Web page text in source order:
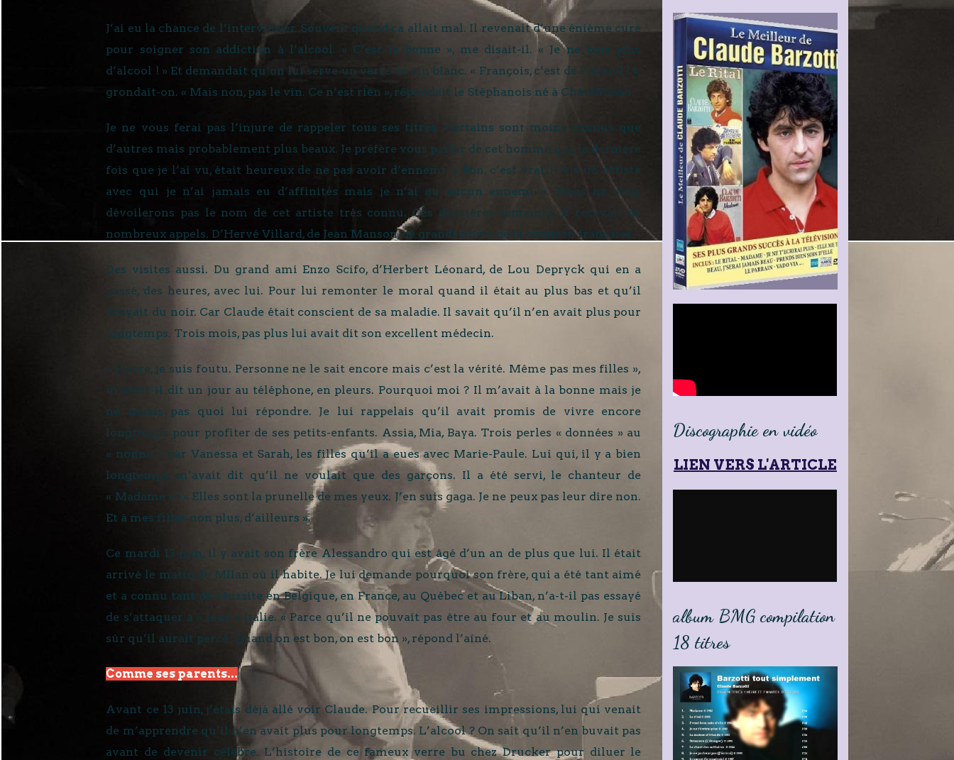
J’ai eu la chance de l’interviewer. Souvent quand ça allait mal. Il revenait d’une énième cure
pour soigner son addiction à l’alcool. « C’est la bonne », me disait-il. « Je ne bois plus
d’alcool ! » Et demandait qu’on lui serve un verre de vin blanc. « François, c’est de l’alcool ! »,
grondait-on. « Mais non, pas le vin. Ce n’est rien », répondait le Stéphanois né à Châtelineau.
Je ne vous ferai pas l’injure de rappeler tous ses titres. Certains sont moins connus que
d’autres mais probablement plus beaux. Je préfère vous parler de cet homme qui, la dernière
fois que je l’ai vu, était heureux de ne pas avoir d’ennemi. « Bon, c’est vrai, il y a un artiste
avec qui je n’ai jamais eu d’affinités mais je n’ai eu aucun ennemi ». Nous ne vous
dévoilerons pas le nom de cet artiste très connu. Ces dernières semaines, il recevait de
nombreux appels. D’Hervé Villard, de Jean Manson, de grands noms de la chanson française.
Des visites aussi. Du grand ami Enzo Scifo, d’Herbert Léonard, de Lou Depryck qui en a
passé, des heures, avec lui. Pour lui remonter le moral quand il était au plus bas et qu’il
broyait du noir. Car Claude était conscient de sa maladie. Il savait qu’il n’en avait plus pour
longtemps. Trois mois, pas plus lui avait dit son excellent médecin.
« Pierre, je suis foutu. Personne ne le sait encore mais c’est la vérité. Même pas mes filles »,
m’avait-il dit un jour au téléphone, en pleurs. Pourquoi moi ? Il m’avait à la bonne mais je
ne savais pas quoi lui répondre. Je lui rappelais qu’il avait promis de vivre encore
longtemps pour profiter de ses petits-enfants. Assia, Mia, Baya. Trois perles « données » au
« nonno » par Vanessa et Sarah, les filles qu’il a eues avec Marie-Paule. Lui qui, il y a bien
longtemps, m’avait dit qu’il ne voulait que des garçons. Il a été servi, le chanteur de
« Madame » ! « Elles sont la prunelle de mes yeux. J’en suis gaga. Je ne peux pas leur dire non.
Et à mes filles non plus, d’ailleurs ».
Ce mardi 13 juin, il y avait son frère Alessandro qui est âgé d’un an de plus que lui. Il était
arrivé le matin de Milan où il habite. Je lui demande pourquoi son frère, qui a été tant aimé
et a connu tant de réussite en Belgique, en France, au Québec et au Liban, n’a-t-il pas essayé
de s’attaquer à « leur » Italie. « Parce qu’il ne pouvait pas être au four et au moulin. Je suis
sûr qu’il aurait percé. Quand on est bon, on est bon », répond l’aîné.
Comme ses parents...
Avant ce 13 juin, j’étais déjà allé voir Claude. Pour recueillir ses impressions, lui qui venait
de m’apprendre qu’il n’en avait plus pour longtemps. L’alcool ? On sait qu’il n’en buvait pas
avant de devenir célèbre. L’histoire de ce fameux verre bu chez Drucker pour diluer le
Discographie en vidéo
LIEN VERS L'ARTICLE
album BMG compilation
18 titres